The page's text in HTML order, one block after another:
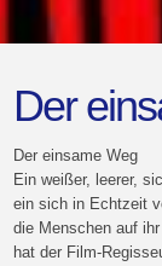
Der
Der einsame Weg
Ein weißer, leerer,
ein sich in Echtzeit
die Menschen auf
hat der Film-